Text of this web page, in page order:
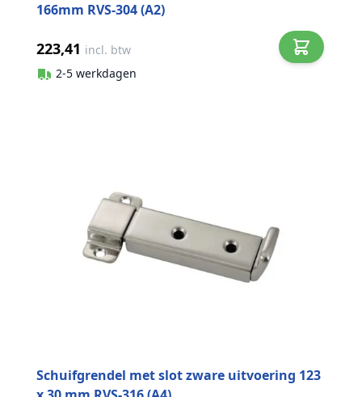
166mm RVS-304 (A2)
223,41 incl. btw
2-5 werkdagen
Schuifgrendel met slot zware uitvoering 123